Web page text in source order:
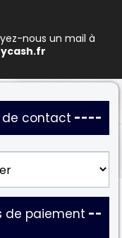
nous un mail à
contact ----
de paiement --